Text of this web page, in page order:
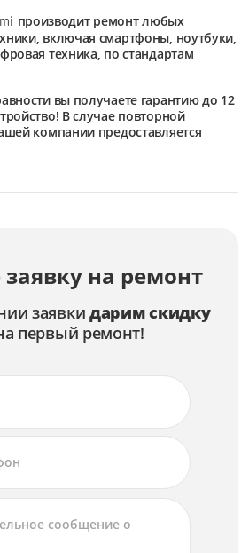
производит ремонт любых
включая смартфоны, ноутбуки,
техника, по стандартам
вы получаете гарантию до 12
В случае повторной
компании предоставляется
заявку на ремонт
заявки дарим скидку
первый ремонт!